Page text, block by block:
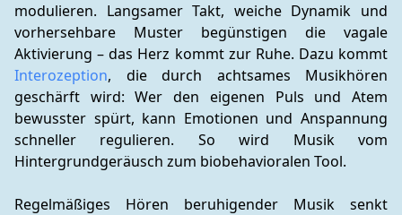
modulieren. Langsamer Takt, weiche Dynamik und
vorhersehbare Muster begünstigen die vagale
Interozeption, die durch achtsames Musikhören
geschärft wird: Wer den eigenen Puls und Atem
bewusster spürt, kann Emotionen und Anspannung
schneller regulieren. So wird Musik vom
Hintergrundgeräusch zum biobehavioralen Tool.
Regelmäßiges Hören beruhigender Musik senkt